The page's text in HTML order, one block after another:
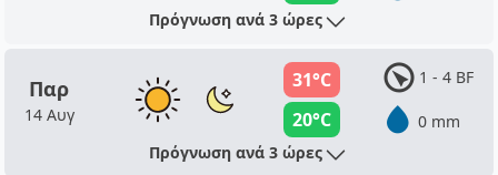
Πρόγνωση ανά 3 ώρες
Παρ
14 Αυγ
31°C
20°C
1 - 4 BF
0 mm
Πρόγνωση ανά 3 ώρες